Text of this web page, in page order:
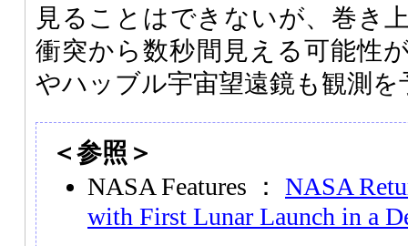
見ることはできないが、巻き
衝突から数秒間見える可能性
やハッブル宇宙望遠鏡も観測
＜参照＞
NASA Features ： NASA
with First Lunar Launch in a